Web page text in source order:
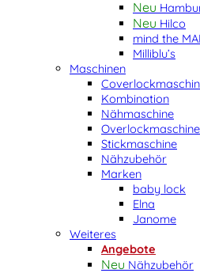
Hilco
mind the
Milliblu’s
Maschinen
Kombination
Nähmaschine
Overlockmaschine
Stickmaschine
Nähzubehör
Marken
baby lock
Elna
Janome
Weiteres
Angebote
Nähzubehör